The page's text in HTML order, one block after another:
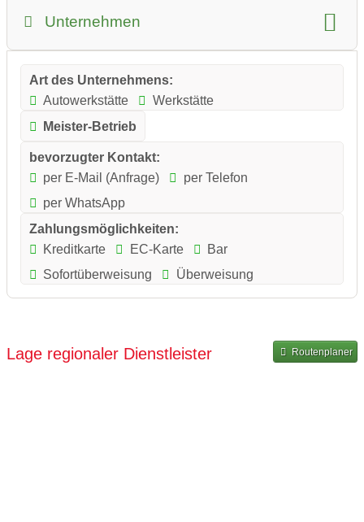
Unternehmen
Art des Unternehmens:
Autowerkstätte
Werkstätte
Meister-Betrieb
bevorzugter Kontakt:
per E-Mail (Anfrage)
per Telefon
per WhatsApp
Zahlungsmöglichkeiten:
Kreditkarte
EC-Karte
Bar
Sofortüberweisung
Überweisung
Lage regionaler Dienstleister Routenplaner